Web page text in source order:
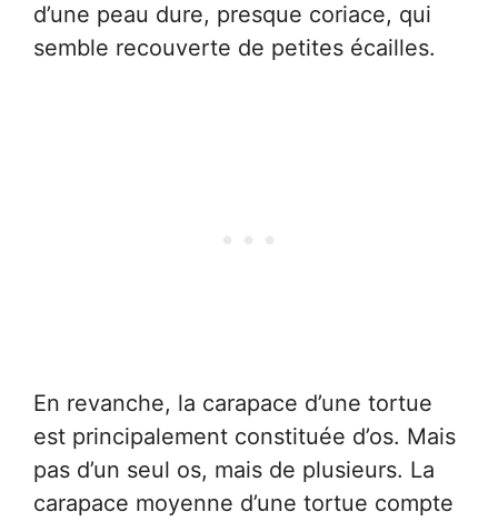
d’une peau dure, presque coriace, qui
semble recouverte de petites écailles.
En revanche, la carapace d’une tortue
est principalement constituée d’os. Mais
pas d’un seul os, mais de plusieurs. La
carapace moyenne d’une tortue compte